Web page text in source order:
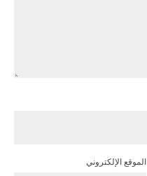
الموقع الإلكتروني